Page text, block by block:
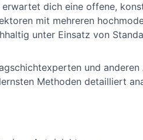
erwartet dich eine offene,
mit mehreren
unter Einsatz von
und anderen
Methoden detailliert